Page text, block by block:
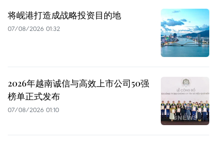
将岘港打造成战略投资目的地
07/08/2026 01:32
2026年越南诚信与高效上市公司50强
榜单正式发布
07/08/2026 01:10